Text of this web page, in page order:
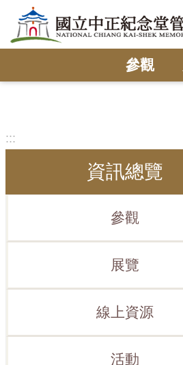
跳到主要內容區塊
參觀
:::
資訊總覽
參觀
展覽
線上資源
活動